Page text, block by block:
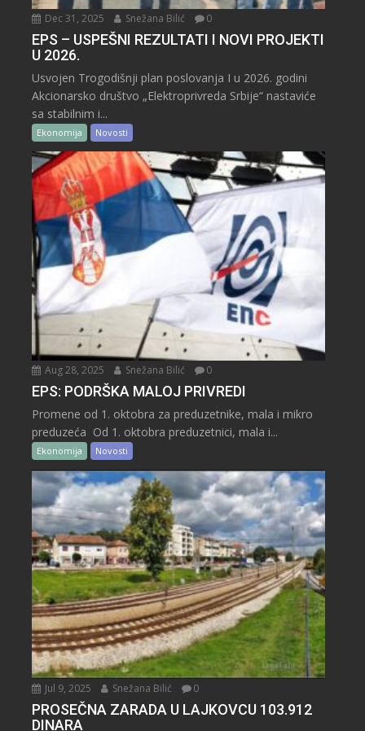
Dec 31, 2025 Snežana Bilić 0
EPS – USPEŠNI REZULTATI I NOVI PROJEKTI
U 2026.
Usvojen Trogodišnji plan poslovanja I u 2026. godini
Akcionarsko društvo „Elektroprivreda Srbije“ nastaviće
sa stabilnim i...
Ekonomija Novosti
Aug 28, 2025 Snežana Bilić 0
EPS: PODRŠKA MALOJ PRIVREDI
Promene od 1. oktobra za preduzetnike, mala i mikro
preduzeća Od 1. oktobra preduzetnici, mala i...
Ekonomija Novosti
Jul 9, 2025 Snežana Bilić 0
PROSEČNA ZARADA U LAJKOVCU 103.912
DINARA